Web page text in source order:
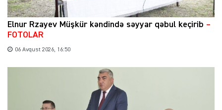
Elnur Rzayev Müşkür kəndində səyyar qəbul keçirib –
FOTOLAR
06 Avqust 2026, 16:50